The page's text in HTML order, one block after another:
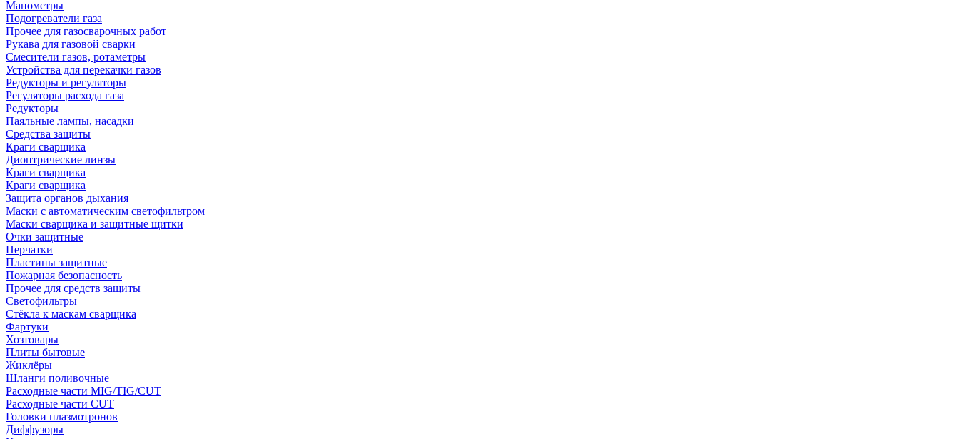
Манометры
Подогреватели газа
Прочее для газосварочных работ
Рукава для газовой сварки
Смесители газов, ротаметры
Устройства для перекачки газов
Редукторы и регуляторы
Регуляторы расхода газа
Редукторы
Паяльные лампы, насадки
Средства защиты
Краги сварщика
Диоптрические линзы
Краги сварщика
Краги сварщика
Защита органов дыхания
Маски с автоматическим светофильтром
Маски сварщика и защитные щитки
Очки защитные
Перчатки
Пластины защитные
Пожарная безопасность
Прочее для средств защиты
Светофильтры
Стёкла к маскам сварщика
Фартуки
Хозтовары
Плиты бытовые
Жиклёры
Шланги поливочные
Расходные части MIG/TIG/CUT
Расходные части CUT
Головки плазмотронов
Диффузоры